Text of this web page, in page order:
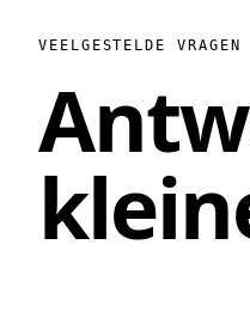
VEELGESTELDE VRAGEN